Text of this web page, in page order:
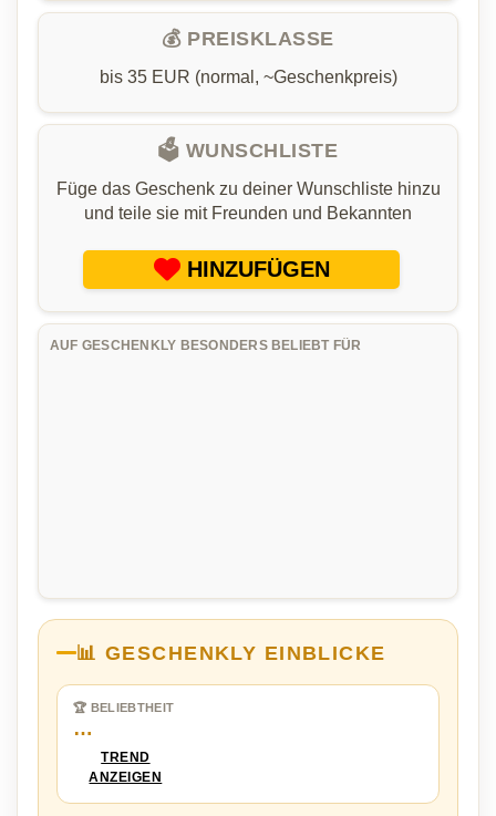
💰 PREISKLASSE
bis 35 EUR (normal, ~Geschenkpreis)
🗳️ WUNSCHLISTE
Füge das Geschenk zu deiner Wunschliste hinzu
und teile sie mit Freunden und Bekannten
HINZUFÜGEN
AUF GESCHENKLY BESONDERS BELIEBT FÜR
📊 GESCHENKLY EINBLICKE
🏆 BELIEBTHEIT
…
TREND
ANZEIGEN